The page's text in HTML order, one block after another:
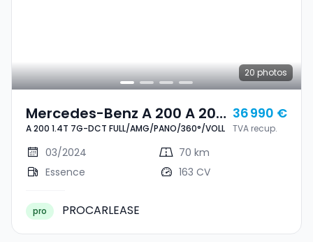
20 photos
Mercedes-Benz A 200 A 200
1.4T 7G-DCT
FULL/AMG/PANO/360°/VOLL
A 200 1.4T 7G-DCT FULL/AMG/PANO/360°/VOLL
36 990 €
TVA recup.
03/2024
70 km
Essence
163 CV
pro PROCARLEASE